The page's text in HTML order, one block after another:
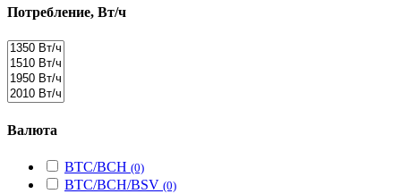
Потребление, Вт/ч
Валюта
BTC/BCH (0)
BTC/BCH/BSV (0)